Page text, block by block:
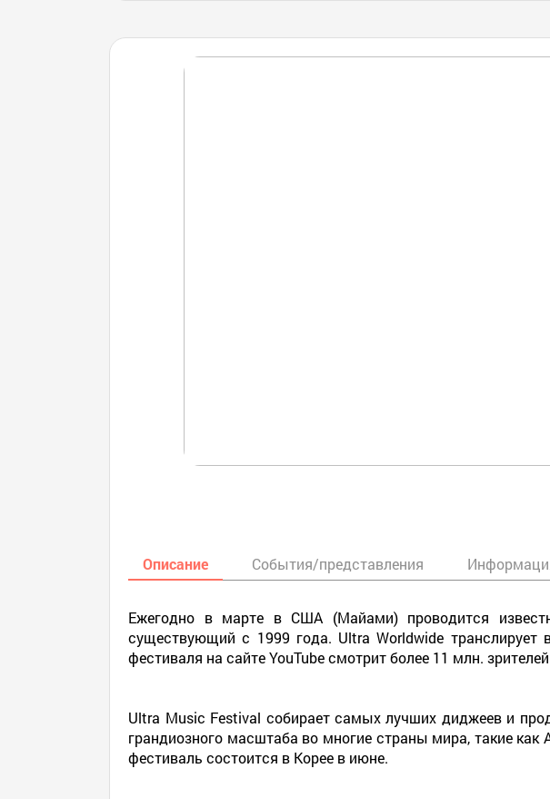
Описание События/представления
Ежегодно в марте в США (Майами) проводится
существующий с 1999 года. Ultra Worldwide
фестиваля на сайте YouTube смотрит более 11 млн.
Ultra Music Festival собирает самых лучших диджеев и
грандиозного масштаба во многие страны мира, такие
фестиваль состоится в Корее в июне.